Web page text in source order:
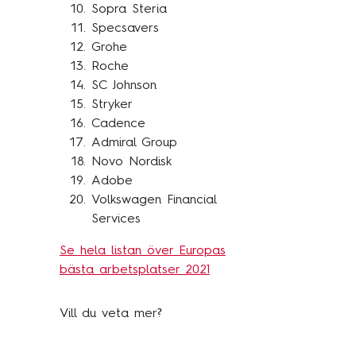
Sopra Steria
Specsavers
Grohe
Roche
SC Johnson
Stryker
Cadence
Admiral Group
Novo Nordisk
Adobe
Volkswagen Financial
Services
Se hela listan över Europas
bästa arbetsplatser 2021
Vill du veta mer?